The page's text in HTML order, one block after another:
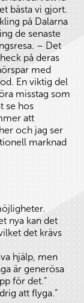
bästa vi gjort.
på Dalarna
de senaste
– Det
på deras
med
En viktig del
misstag som
se hos
att
och jag ser
marknad
nya kan det
det krävs
hjälp, men
är generösa
för det.”
att flyga.”